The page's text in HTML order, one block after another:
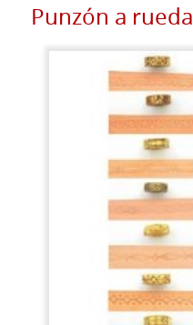
Punzón a rueda